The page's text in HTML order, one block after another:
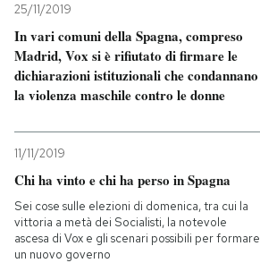
25/11/2019
In vari comuni della Spagna, compreso
Madrid, Vox si è rifiutato di firmare le
dichiarazioni istituzionali che condannano
la violenza maschile contro le donne
11/11/2019
Chi ha vinto e chi ha perso in Spagna
Sei cose sulle elezioni di domenica, tra cui la
vittoria a metà dei Socialisti, la notevole
ascesa di Vox e gli scenari possibili per formare
un nuovo governo